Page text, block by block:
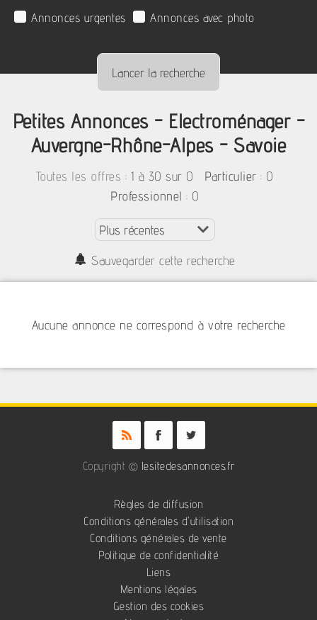
Annonces urgentes
Annonces avec photo
Petites Annonces - Electroménager -
Auvergne-Rhône-Alpes - Savoie
Toutes les offres : 1 à 30 sur 0 Particulier : 0
Professionnel : 0
Sauvegarder cette recherche
Aucune annonce ne correspond à votre recherche
Copyright © lesitedesannonces.fr
Règles de diffusion
Conditions générales d'utilisation
Conditions générales de vente
Politique de confidentialité
Liens
Mentions légales
Gestion des cookies